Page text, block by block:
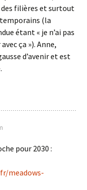
filières et surtout
(la
étant « je n’ai pas
ça »). Anne,
d’avenir et est
pour 2030 :
meadows-